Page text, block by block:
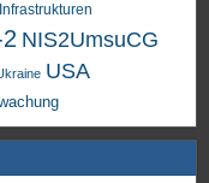
NIS2UmsuCG
USA